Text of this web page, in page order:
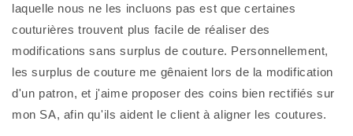
laquelle nous ne les incluons pas est que certaines
couturières trouvent plus facile de réaliser des
modifications sans surplus de couture. Personnellement,
les surplus de couture me gênaient lors de la modification
d'un patron, et j'aime proposer des coins bien rectifiés sur
mon SA, afin qu'ils aident le client à aligner les coutures.